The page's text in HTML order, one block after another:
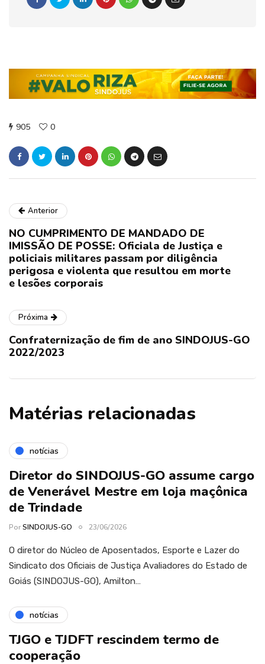
905 0
Anterior
NO CUMPRIMENTO DE MANDADO DE
IMISSÃO DE POSSE: Oficiala de Justiça e
policiais militares passam por diligência
perigosa e violenta que resultou em morte
e lesões corporais
Próxima
Confraternização de fim de ano SINDOJUS-GO
2022/2023
Matérias relacionadas
notícias
Diretor do SINDOJUS-GO assume cargo
de Venerável Mestre em loja maçônica
de Trindade
PorSINDOJUS-GO 23/06/2026
O diretor do Núcleo de Aposentados, Esporte e Lazer do
Sindicato dos Oficiais de Justiça Avaliadores do Estado de
Goiás (SINDOJUS-GO), Amilton…
notícias
TJGO e TJDFT rescindem termo de
cooperação